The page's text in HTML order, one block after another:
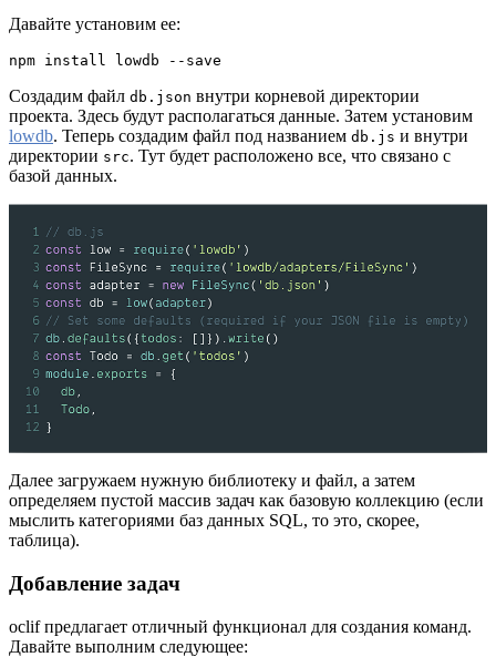
Давайте установим ее:
npm install lowdb --save
Создадим файл db.json внутри корневой директории
проекта. Здесь будут располагаться данные. Затем установим
lowdb. Теперь создадим файл под названием db.js и внутри
директории src. Тут будет расположено все, что связано с
базой данных.
Далее загружаем нужную библиотеку и файл, а затем
определяем пустой массив задач как базовую коллекцию (если
мыслить категориями баз данных SQL, то это, скорее,
таблица).
Добавление задач
oclif предлагает отличный функционал для создания команд.
Давайте выполним следующее: